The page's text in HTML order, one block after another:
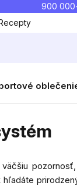
900
hľadáte